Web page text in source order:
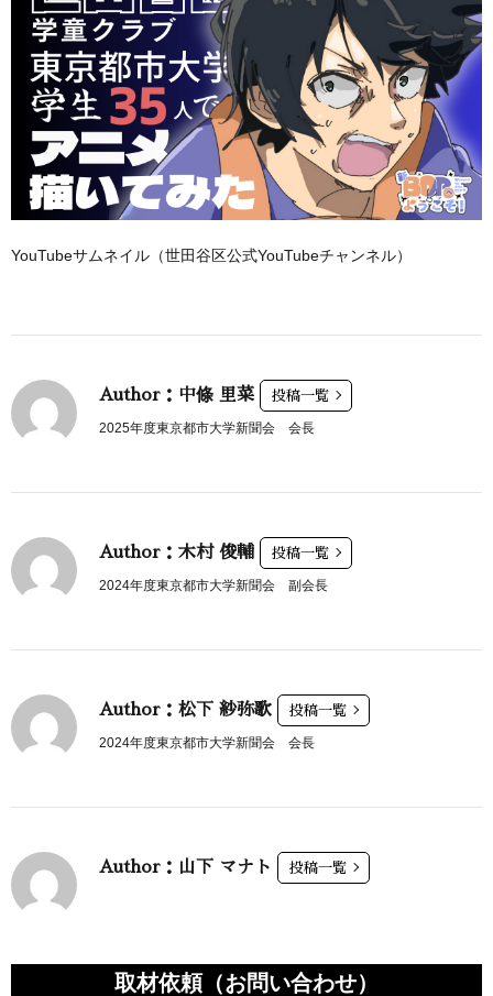
YouTubeサムネイル（世田谷区公式YouTubeチャンネル）
Author：中條 里菜 投稿一覧
2025年度東京都市大学新聞会 会長
Author：木村 俊輔 投稿一覧
2024年度東京都市大学新聞会 副会長
Author：松下 紗弥歌 投稿一覧
2024年度東京都市大学新聞会 会長
Author：山下 マナト 投稿一覧
取材依頼（お問い合わせ）